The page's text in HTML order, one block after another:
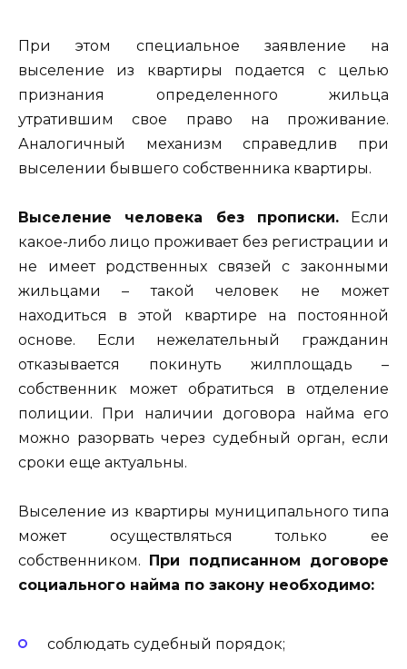
При этом специальное заявление на
выселение из квартиры подается с целью
признания определенного жильца
утратившим свое право на проживание.
Аналогичный механизм справедлив при
выселении бывшего собственника квартиры.
Выселение человека без прописки.Если
какое-либо лицо проживает без регистрации и
не имеет родственных связей с законными
жильцами – такой человек не может
находиться в этой квартире на постоянной
основе. Если нежелательный гражданин
отказывается покинуть жилплощадь –
собственник может обратиться в отделение
полиции. При наличии договора найма его
можно разорвать через судебный орган, если
сроки еще актуальны.
Выселение из квартиры муниципального типа
может осуществляться только ее
собственником. При подписанном договоре
социального найма по закону необходимо:
соблюдать судебный порядок;